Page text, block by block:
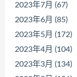
2023年7月 (67)
2023年6月 (85)
2023年5月 (172)
2023年4月 (104)
2023年3月 (134)